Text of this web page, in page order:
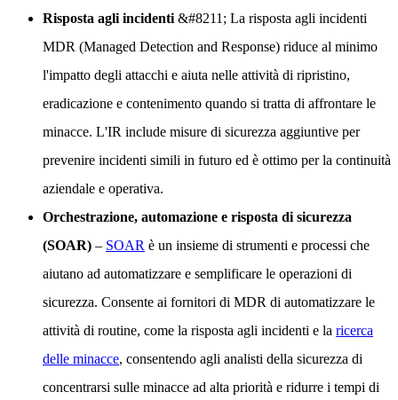
Risposta agli incidenti &#8211; La risposta agli incidenti
MDR (Managed Detection and Response) riduce al minimo
l'impatto degli attacchi e aiuta nelle attività di ripristino,
eradicazione e contenimento quando si tratta di affrontare le
minacce. L'IR include misure di sicurezza aggiuntive per
prevenire incidenti simili in futuro ed è ottimo per la continuità
aziendale e operativa.
Orchestrazione, automazione e risposta di sicurezza
(SOAR) – SOAR è un insieme di strumenti e processi che
aiutano ad automatizzare e semplificare le operazioni di
sicurezza. Consente ai fornitori di MDR di automatizzare le
attività di routine, come la risposta agli incidenti e la ricerca
delle minacce, consentendo agli analisti della sicurezza di
concentrarsi sulle minacce ad alta priorità e ridurre i tempi di